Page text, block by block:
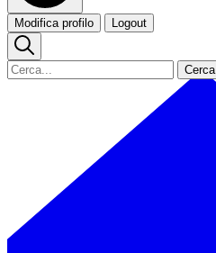
Modifica profilo Logout
Cerca